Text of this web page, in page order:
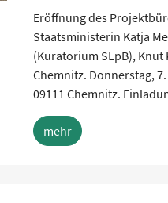
Eröffnung des
Staatsministerin Katja
(Kuratorium SLpB),
Chemnitz. Donnerstag,
09111 Chemnitz.
mehr